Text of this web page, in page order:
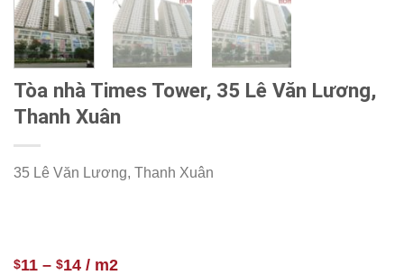
Tòa nhà Times Tower, 35 Lê Văn Lương,
Thanh Xuân
35 Lê Văn Lương, Thanh Xuân
$11 – $14 / m2